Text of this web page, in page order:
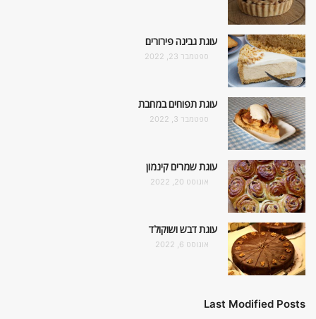
עוגת גבינה פירורים
ספטמבר 23, 2022
עוגת תפוחים במחבת
ספטמבר 3, 2022
עוגת שמרים קינמון
אוגוסט 20, 2022
עוגת דבש ושוקולד
אוגוסט 6, 2022
Last Modified Posts